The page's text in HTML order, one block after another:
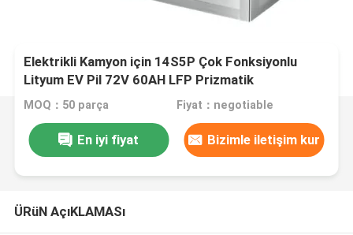
Elektrikli Kamyon için 14S5P Çok Fonksiyonlu
Lityum EV Pil 72V 60AH LFP Prizmatik
MOQ：50 parça Fiyat：negotiable
En iyi fiyat Bizimle iletişim kur
ÜRüN AçıKLAMASı